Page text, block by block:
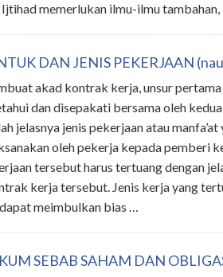
Ijtihad memerlukan ilmu-ilmu
DAN JENIS PEKERJAAN
akad kontrak kerja, unsur pertama
dan disepakati bersama oleh
jelasnya jenis pekerjaan atau manfa’at
oleh pekerja kepada pemberi
tersebut harus tertuang dengan
kerja tersebut. Jenis kerja yang
meimbulkan bias …
SEBAB SAHAM DAN